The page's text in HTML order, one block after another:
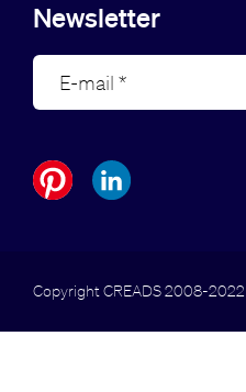
Newsletter
Copyright CREADS 2008-2022